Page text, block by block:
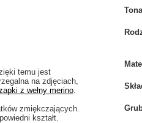
temu jest
na zdjęciach,
z wełny merino.
zmiękczających.
kształt.